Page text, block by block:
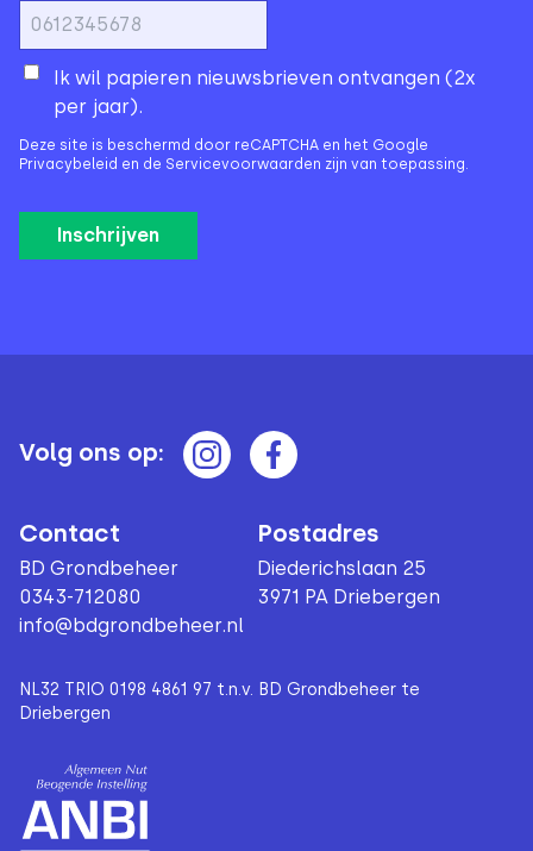
Ik wil papieren nieuwsbrieven ontvangen (2x
per jaar).
Deze site is beschermd door reCAPTCHA en het Google
Privacybeleid en de Servicevoorwaarden zijn van toepassing.
Volg ons op:
Contact
BD Grondbeheer
0343-712080
info@bdgrondbeheer.nl
Postadres
Diederichslaan 25
3971 PA Driebergen
NL32 TRIO 0198 4861 97 t.n.v. BD Grondbeheer te
Driebergen